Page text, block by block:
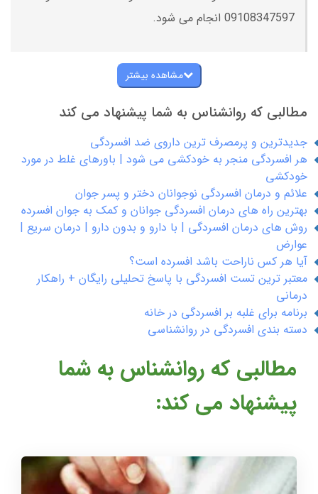
09108347597 انجام می شود.
مشاهده بیشتر
مطالبی که روانشناس به شما پیشنهاد می کند
جدیدترین و پرمصرف ترین داروی ضد افسردگی
هر افسردگی منجر به خودکشی می شود | باورهای غلط در مورد
خودکشی
علائم و درمان افسردگی نوجوانان دختر و پسر جوان
بهترین راه های درمان افسردگی جوانان و کمک به جوان افسرده
روش های درمان افسردگی | با دارو و بدون دارو | درمان سریع |
عوارض
آیا هر کس ناراحت باشد افسرده است؟
معتبر ترین تست افسردگی با پاسخ تحلیلی رایگان + راهکار
درمانی
برنامه برای غلبه بر افسردگی در خانه
دسته بندی افسردگی در روانشناسی
مطالبی که روانشناس به شما
پیشنهاد می کند: